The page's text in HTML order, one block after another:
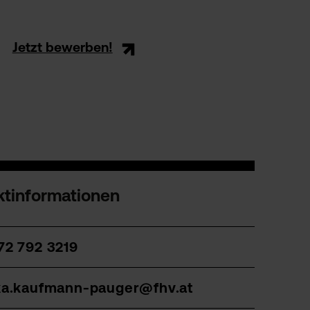
Jetzt bewerben!
792 3219
pauger@fhv.at